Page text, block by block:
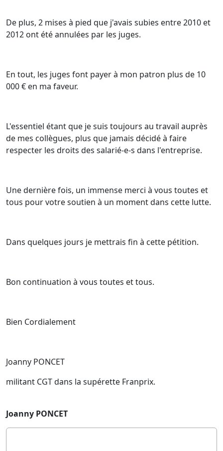
De plus, 2 mises à pied que j'avais subies entre 2010 et
2012 ont été annulées par les juges.
En tout, les juges font payer à mon patron plus de 10
000 € en ma faveur.
L'essentiel étant que je suis toujours au travail auprès
de mes collègues, plus que jamais décidé à faire
respecter les droits des salarié-e-s dans l'entreprise.
Une dernière fois, un immense merci à vous toutes et
tous pour votre soutien à un moment dans cette lutte.
Dans quelques jours je mettrais fin à cette pétition.
Bon continuation à vous toutes et tous.
Bien Cordialement
Joanny PONCET
militant CGT dans la supérette Franprix.
Joanny PONCET